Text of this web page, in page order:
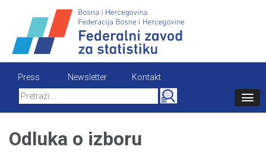
content
Press Newsletter
Kontakt
Search
for:
Odluka o izboru